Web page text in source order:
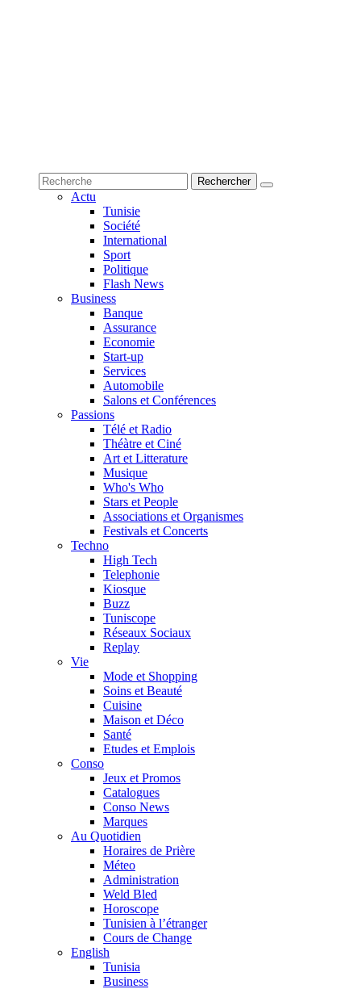
Actu
Tunisie
Société
International
Sport
Politique
Flash News
Business
Banque
Assurance
Economie
Start-up
Services
Automobile
Salons et Conférences
Passions
Télé et Radio
Théàtre et Ciné
Art et Litterature
Musique
Who's Who
Stars et People
Associations et Organismes
Festivals et Concerts
Techno
High Tech
Telephonie
Kiosque
Buzz
Tuniscope
Réseaux Sociaux
Replay
Vie
Mode et Shopping
Soins et Beauté
Cuisine
Maison et Déco
Santé
Etudes et Emplois
Conso
Jeux et Promos
Catalogues
Conso News
Marques
Au Quotidien
Horaires de Prière
Méteo
Administration
Weld Bled
Horoscope
Tunisien à l’étranger
Cours de Change
English
Tunisia
Business